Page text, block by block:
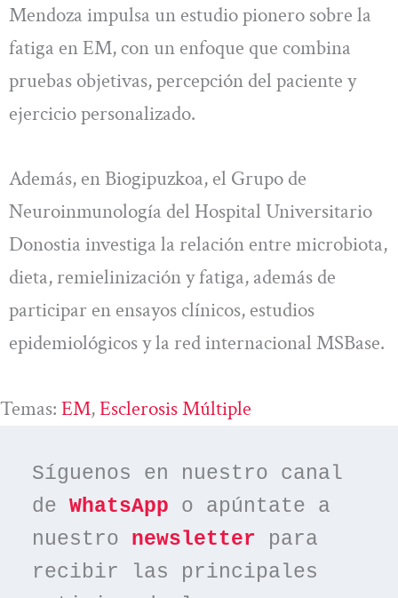
Mendoza impulsa un estudio pionero sobre la
fatiga en EM, con un enfoque que combina
pruebas objetivas, percepción del paciente y
ejercicio personalizado.
Además, en Biogipuzkoa, el Grupo de
Neuroinmunología del Hospital Universitario
Donostia investiga la relación entre microbiota,
dieta, remielinización y fatiga, además de
participar en ensayos clínicos, estudios
epidemiológicos y la red internacional MSBase.
Temas: EM, Esclerosis Múltiple
Síguenos en nuestro canal
de WhatsApp o apúntate a
nuestro newsletter para
recibir las principales